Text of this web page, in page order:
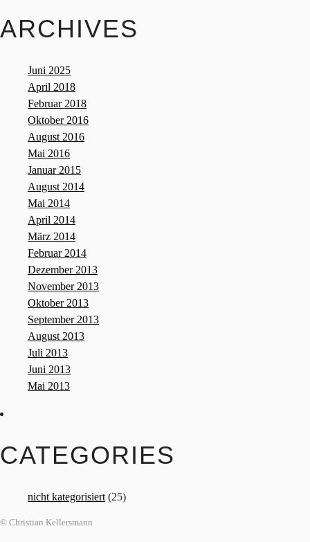
ARCHIVES
Juni 2025
April 2018
Februar 2018
Oktober 2016
August 2016
Mai 2016
Januar 2015
August 2014
Mai 2014
April 2014
März 2014
Februar 2014
Dezember 2013
November 2013
Oktober 2013
September 2013
August 2013
Juli 2013
Juni 2013
Mai 2013
CATEGORIES
nicht kategorisiert (25)
© Christian Kellersmann